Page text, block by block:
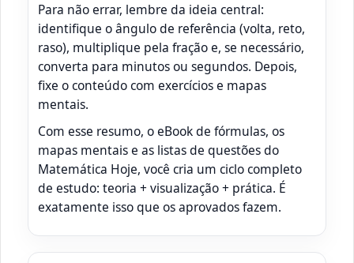
Para não errar, lembre da ideia central:
identifique o ângulo de referência (volta, reto,
raso), multiplique pela fração e, se necessário,
converta para minutos ou segundos. Depois,
fixe o conteúdo com exercícios e mapas
mentais.
Com esse resumo, o eBook de fórmulas, os
mapas mentais e as listas de questões do
Matemática Hoje, você cria um ciclo completo
de estudo: teoria + visualização + prática. É
exatamente isso que os aprovados fazem.